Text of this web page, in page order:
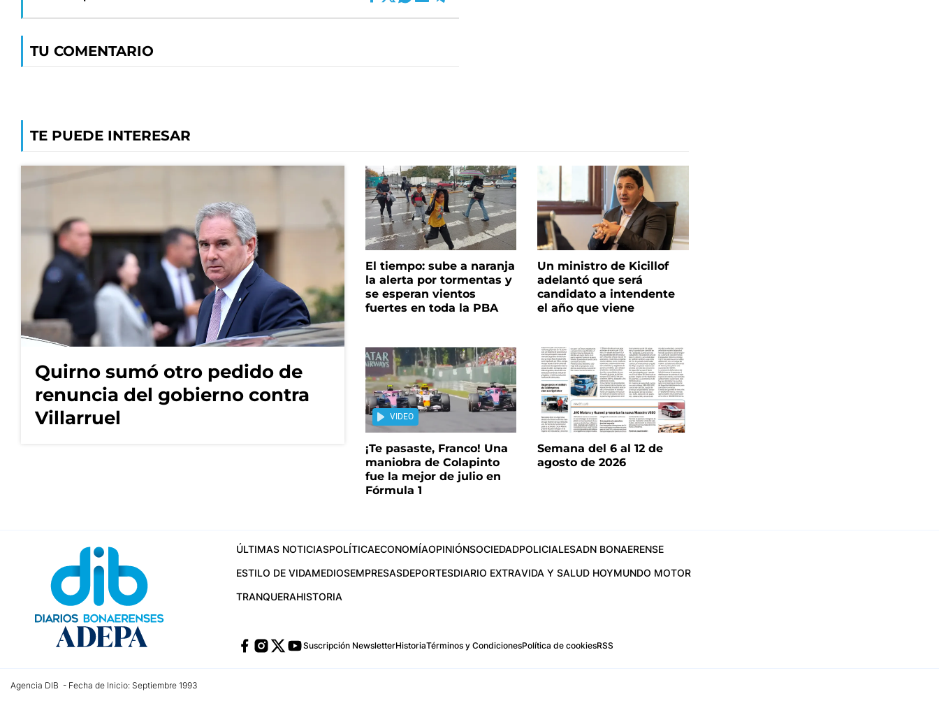
TU COMENTARIO
TE PUEDE INTERESAR
Quirno sumó otro pedido de
renuncia del gobierno contra
Villarruel
El tiempo: sube a naranja
la alerta por tormentas y
se esperan vientos
fuertes en toda la PBA
Un ministro de Kicillof
adelantó que será
candidato a intendente
el año que viene
VIDEO
¡Te pasaste, Franco! Una
maniobra de Colapinto
fue la mejor de julio en
Fórmula 1
Semana del 6 al 12 de
agosto de 2026
ÚLTIMAS NOTICIASPOLÍTICAECONOMÍAOPINIÓNSOCIEDADPOLICIALESADN BONAERENSE
ESTILO DE VIDAMEDIOSEMPRESASDEPORTESDIARIO EXTRAVIDA Y SALUD HOYMUNDO MOTOR
TRANQUERAHISTORIA
Suscripción NewsletterHistoriaTérminos y CondicionesPolítica de cookiesRSS
Agencia DIB - Fecha de Inicio: Septiembre 1993